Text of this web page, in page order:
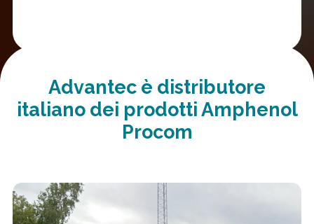
Advantec è distributore
italiano dei prodottiAmphenol
Procom